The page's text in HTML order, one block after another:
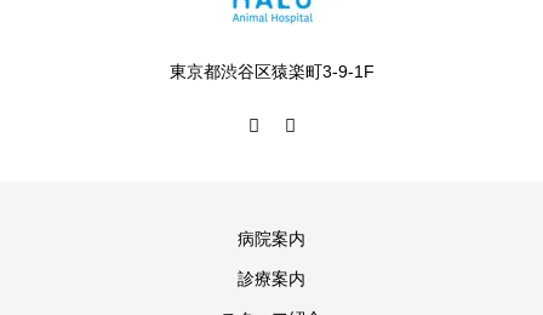
東京都渋谷区猿楽町3-9-1F
病院案内
診療案内